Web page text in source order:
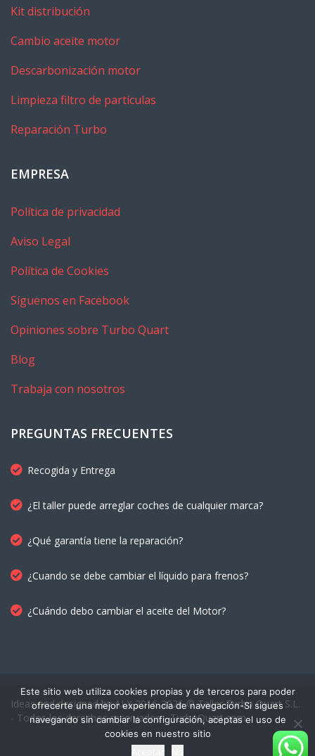
Kit distribución
Cambio aceite motor
Descarbonización motor
Limpieza filtro de partículas
Reparación Turbo
EMPRESA
Política de privacidad
Aviso Legal
Política de Cookies
Síguenos en Facebook
Opiniones sobre Turbo Quart
Blog
Trabaja con nosotros
PREGUNTAS FRECUENTES
Recogida y Entrega
¿El taller puede arreglar coches de cualquier marca?
¿Qué garantía tiene la reparación?
¿Cuando se debe cambiar el líquido para frenos?
¿Cuándo debo cambiar el aceite del Motor?
Ideas and designed by ALX 2016-2026 © Taller Turbo Quart S.L.
- Todos los derechos reservados - TurboQuart.com
Este sitio web utiliza cookies propias y de terceros para poder
ofrecerte una mejor experiencia de navegación-Si sigues
navegando sin cambiar la configuración, aceptas el uso de
cookies en nuestro sitio